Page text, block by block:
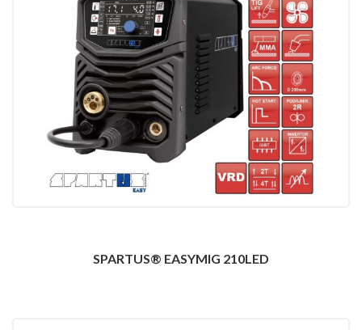
SPARTUS® EASYMIG 210LED